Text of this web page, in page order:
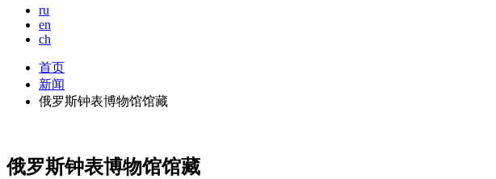
ru
en
ch
首页
新闻
俄罗斯钟表博物馆馆藏
俄罗斯钟表博物馆馆藏